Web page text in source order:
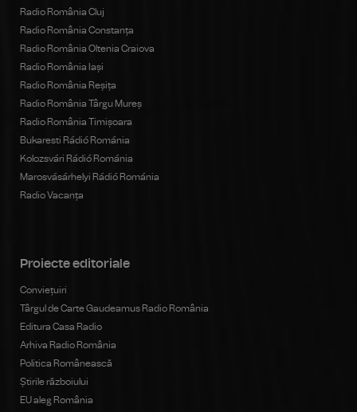
Radio România Cluj
Radio România Constanța
Radio România Oltenia Craiova
Radio România Iași
Radio România Reșița
Radio România Târgu Mureș
Radio România Timișoara
Bukaresti Rádió Románia
Kolozsvári Rádió Románia
Marosvásárhelyi Rádió Románia
Radio Vacanța
Proiecte editoriale
Conviețuiri
Târgul de Carte Gaudeamus Radio România
Editura Casa Radio
Arhiva Radio România
Politica Românească
Știrile războiului
EU aleg România